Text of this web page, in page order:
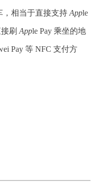
，相当于直接支持 Apple
刷 Apple Pay 乘坐的地
Pay 等 NFC 支付方